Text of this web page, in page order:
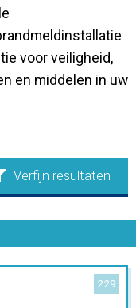
voor veiligheid,
en middelen in uw
Verfijn resultaten